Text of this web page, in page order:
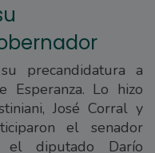
precandidatura a
Esperanza. Lo hizo
José Corral y
el senador
el diputado Darío